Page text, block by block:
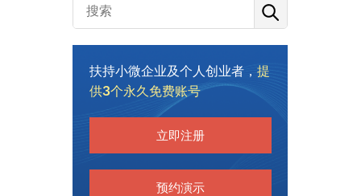
扶持小微企业及个人创业者， 提
供3个永久免费账号
立即注册
预约演示